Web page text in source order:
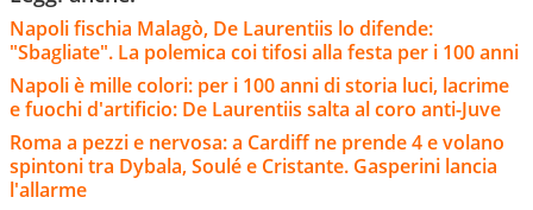
Napoli fischia Malagò, De Laurentiis lo difende:
"Sbagliate". La polemica coi tifosi alla festa per i 100 anni
Napoli è mille colori: per i 100 anni di storia luci, lacrime
e fuochi d'artificio: De Laurentiis salta al coro anti-Juve
Roma a pezzi e nervosa: a Cardiff ne prende 4 e volano
spintoni tra Dybala, Soulé e Cristante. Gasperini lancia
l'allarme